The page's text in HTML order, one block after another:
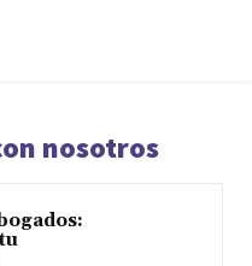
nosotros